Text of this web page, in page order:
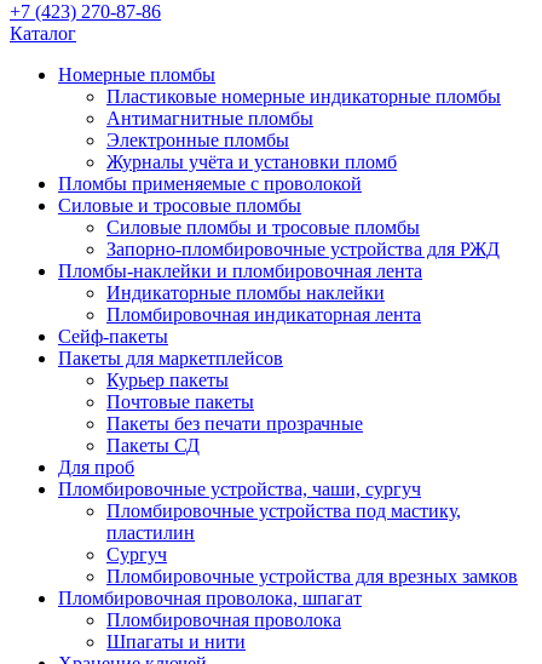
+7 (423) 270-87-86
Каталог
Номерные пломбы
Пластиковые номерные индикаторные пломбы
Антимагнитные пломбы
Электронные пломбы
Журналы учёта и установки пломб
Пломбы применяемые с проволокой
Силовые и тросовые пломбы
Силовые пломбы и тросовые пломбы
Запорно-пломбировочные устройства для РЖД
Пломбы-наклейки и пломбировочная лента
Индикаторные пломбы наклейки
Пломбировочная индикаторная лента
Сейф-пакеты
Пакеты для маркетплейсов
Курьер пакеты
Почтовые пакеты
Пакеты без печати прозрачные
Пакеты СД
Для проб
Пломбировочные устройства, чаши, сургуч
Пломбировочные устройства под мастику,
пластилин
Сургуч
Пломбировочные устройства для врезных замков
Пломбировочная проволока, шпагат
Пломбировочная проволока
Шпагаты и нити